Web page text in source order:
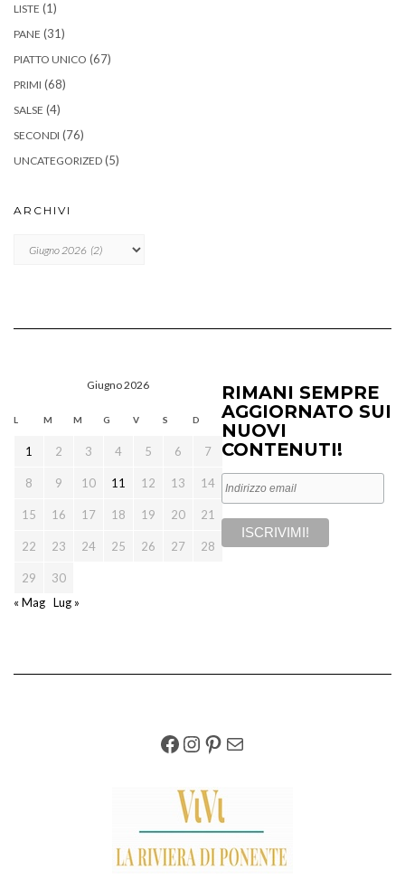
LISTE (1)
PANE (31)
PIATTO UNICO (67)
PRIMI (68)
SALSE (4)
SECONDI (76)
UNCATEGORIZED (5)
ARCHIVI
Giugno 2026
L M M G V S D
1 2 3 4 5 6 7
8 9 10 11 12 13 14
15 16 17 18 19 20 21
22 23 24 25 26 27 28
29
30
« Mag Lug »
RIMANI SEMPRE
AGGIORNATO SUI
NUOVI
CONTENUTI!
FACEBOOK
INSTAGRAM
PINTEREST
EMAIL